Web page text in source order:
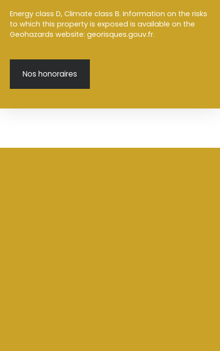
Energy class D, Climate class B. Information on the risks
to which this property is exposed is available on the
Geohazards website: georisques.gouv.fr.
Nos honoraires